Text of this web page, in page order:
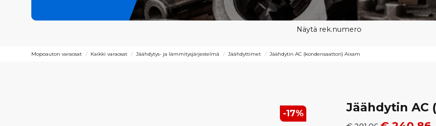
Näytä rek.numero
Mopoauton varaosat Kaikki varaosat Jäähdytys- ja lämmitysjärjestelmä Jäähdyttimet Jäähdytin AC (kondensaattori) Aixam
-17% Jäähdytin AC